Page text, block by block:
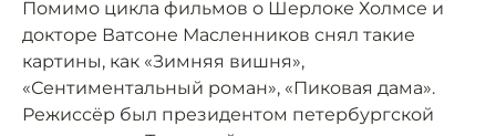
Помимо цикла фильмов о Шерлоке Холмсе и
докторе Ватсоне Масленников снял такие
картины, как «Зимняя вишня»,
«Сентиментальный роман», «Пиковая дама».
Режиссёр был президентом петербургской